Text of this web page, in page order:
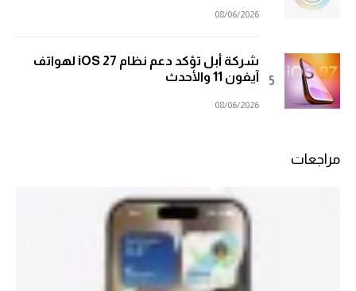
08/06/2026
شركة أبل تؤكد دعم نظام iOS 27 لهواتف
آيفون 11 والأحدث
08/06/2026
مراجعات